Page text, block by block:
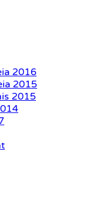
2016
2015
2015